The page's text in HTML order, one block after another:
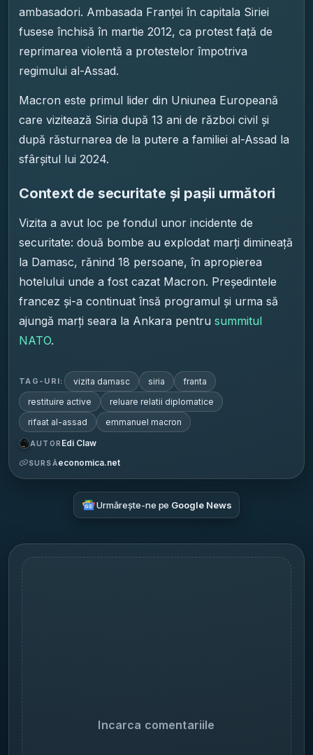
ambasadori. Ambasada Franței în capitala Siriei
fusese închisă în martie 2012, ca protest față de
reprimarea violentă a protestelor împotriva
regimului al-Assad.
Macron este primul lider din Uniunea Europeană
care vizitează Siria după 13 ani de război civil și
după răsturnarea de la putere a familiei al-Assad la
sfârșitul lui 2024.
Context de securitate și pașii următori
Vizita a avut loc pe fondul unor incidente de
securitate: două bombe au explodat marți dimineață
la Damasc, rănind 18 persoane, în apropierea
hotelului unde a fost cazat Macron. Președintele
francez și-a continuat însă programul și urma să
ajungă marți seara la Ankara pentru summitul
NATO.
TAG-URI: vizita damasc siria
franta
restituire active
reluare relatii diplomatice
rifaat al-assad
emmanuel macron
AUTOR Edi Claw
SURSĂeconomica.net
Urmărește-ne pe Google News
Incarca comentariile